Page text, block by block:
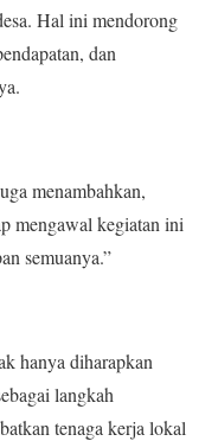
Hal ini mendorong
dan
menambahkan,
mengawal kegiatan ini
semuanya.”
hanya diharapkan
langkah
tenaga kerja lokal